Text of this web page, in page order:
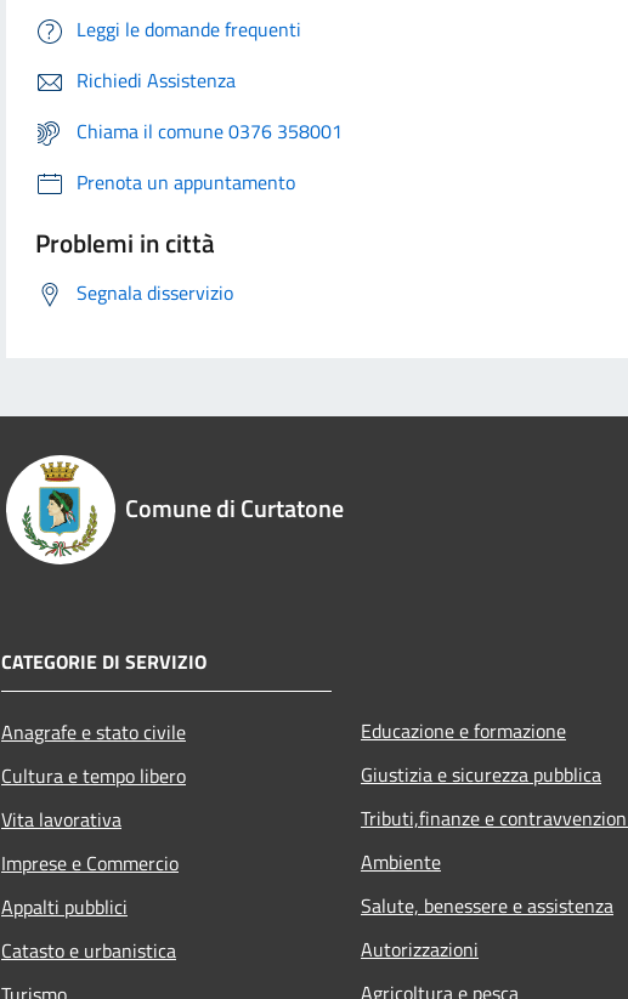
Leggi le domande frequenti
Richiedi Assistenza
Chiama il comune 0376 358001
Prenota un appuntamento
Problemi in città
Segnala disservizio
Comune di Curtatone
CATEGORIE DI SERVIZIO
Anagrafe e stato civile
Cultura e tempo libero
Vita lavorativa
Imprese e Commercio
Appalti pubblici
Catasto e urbanistica
Educazione e formazione
Giustizia e sicurezza pubblica
Tributi,finanze e
Ambiente
Salute, benessere e assistenza
Autorizzazioni
Agricoltura e pesca